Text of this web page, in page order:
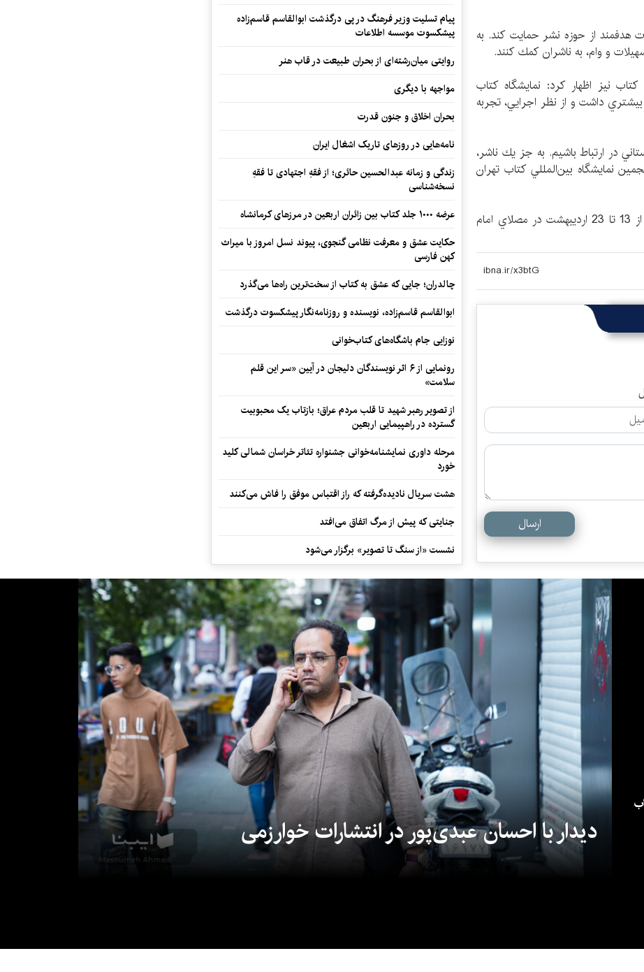
از حوزه نشر حمايت كند. به
و وام، به ناشران كمك كنند.
نيز اظهار كرد: نمايشگاه كتاب
داشت و از نظر اجرايي، تجربه
در ارتباط باشيم. به جز يك ناشر،
نمايشگاه بين‌المللي كتاب تهران
بيست و پنجمين نمايشگاه بين‌ا‌لمللي كتاب تهران از 13 تا 23 ارديبهشت در مصلاي امام
ارسال
پیام تسلیت وزیر فرهنگ در پی درگذشت ابوالقاسم قاسم‌زاده
پیشکسوت موسسه اطلاعات
روایتی میان‌رشته‌ای از بحران طبیعت در قاب هنر
مواجهه با دیگری
بحران اخلاق و جنون قدرت
نامه‌هایی در روزهای تاریک اشغال ایران
زندگی و زمانه عبدالحسین حائری؛ از فقهِ اجتهادی تا فقهِ
نسخه‌شناسی
عرضه ۱۰۰۰ جلد کتاب بین زائران اربعین در مرزهای کرمانشاه
حکایت عشق و معرفت نظامی گنجوی، پیوند نسل امروز با میراث
کهن فارسی
چالدران؛ جایی که عشق به کتاب از سخت‌ترین راه‌ها می‌گذرد
ابوالقاسم قاسم‌زاده، نویسنده و روزنامه‌نگار پیشکسوت درگذشت
نوزایی جام باشگاه‌های کتاب‌خوانی
رونمایی از ۶ اثر نویسندگان دلیجان در آیین «سر این قلم
سلامت»
از تصویر رهبر شهید تا قلب مردم عراق؛ بازتاب یک محبوبیت
گسترده در راهپیمایی اربعین
مرحله داوری نمایشنامه‌خوانی جشنواره تئاتر خراسان شمالی کلید
خورد
هشت سریال نادیده‌گرفته که راز اقتباس موفق را فاش می‌کنند
جنایتی که پیش از مرگ اتفاق می‌افتد
نشست «از سنگ تا تصویر» برگزار می‌شود
دیدار با احسان عبدی‌پور در انتشارات خوارزمی